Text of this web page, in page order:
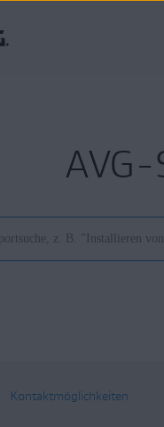
Kontaktmöglichkeiten